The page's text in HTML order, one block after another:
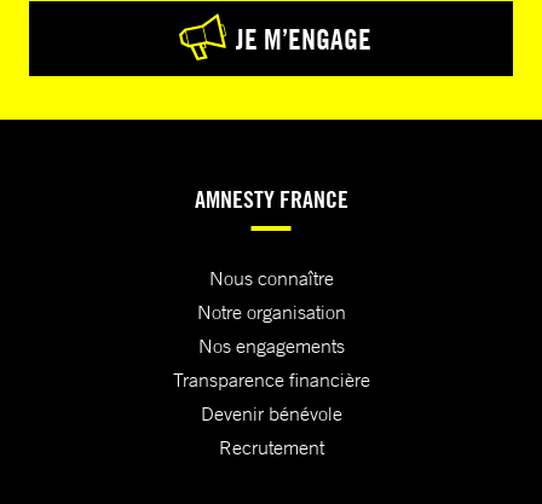
JE M’ENGAGE
AMNESTY FRANCE
Nous connaître
Notre organisation
Nos engagements
Transparence financière
Devenir bénévole
Recrutement